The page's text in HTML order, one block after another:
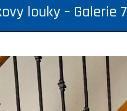
louky – Galerie 7